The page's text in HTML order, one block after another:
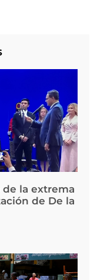
de la extrema
de De la